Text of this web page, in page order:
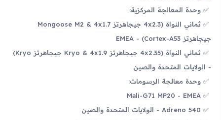
وحدة المعالجة المركزية:
ثماني النواة (4x2.3 جيجاهرتز Mongoose M2 & 4x1.7
جيجاهرتز Cortex-A53) - EMEA
ثماني النواة (4x2.35 جيجاهرتز Kryo & 4x1.9 جيجاهرتز Kryo)
- الولايات المتحدة والصين
وحدة معالجة الرسومات:
Mali-G71 MP20 - EMEA
Adreno 540 - الولايات المتحدة والصين